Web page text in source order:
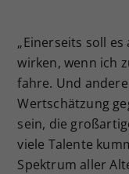
„Einerseits soll
wirken, wenn ich
fahre. Und
Wertschätzung
sein, die
viele Talente
Spektrum aller